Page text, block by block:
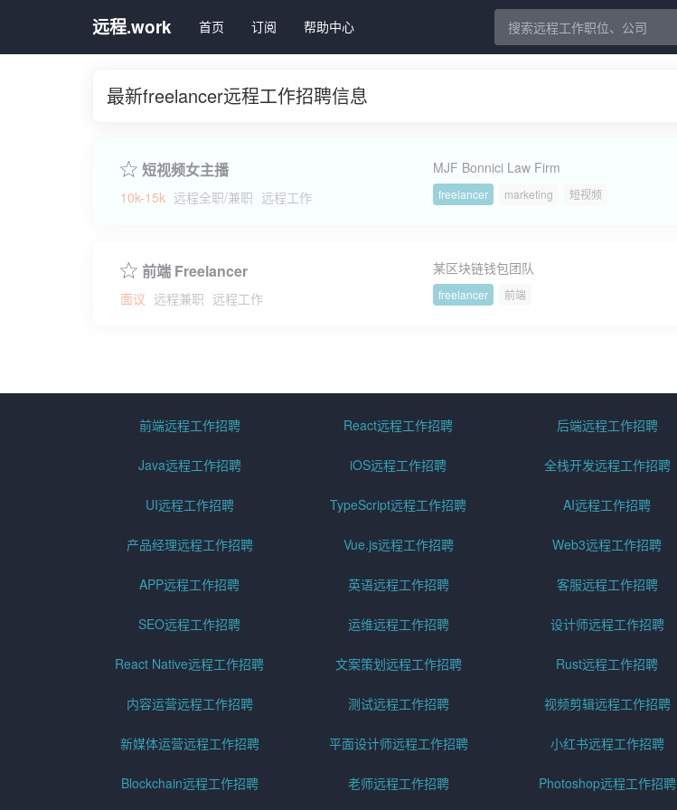
远程.work 首页 订阅 帮助中心
最新freelancer远程工作招聘信息
短视频女主播
10k-15k 远程全职/兼职 远程工作
MJF Bonnici Law Firm
freelancer marketing 短视频
前端 Freelancer
面议 远程兼职 远程工作
某区块链钱包团队
freelancer 前端
前端远程工作招聘 React远程工作招聘 后端远程工作招聘
Java远程工作招聘 iOS远程工作招聘 全栈开发远程工作招聘
UI远程工作招聘 TypeScript远程工作招聘 AI远程工作招聘
产品经理远程工作招聘 Vue.js远程工作招聘 Web3远程工作招聘
APP远程工作招聘 英语远程工作招聘 客服远程工作招聘
SEO远程工作招聘 运维远程工作招聘 设计师远程工作招聘
React Native远程工作招聘 文案策划远程工作招聘 Rust远程工作招聘
内容运营远程工作招聘 测试远程工作招聘 视频剪辑远程工作招聘
新媒体运营远程工作招聘 平面设计师远程工作招聘 小红书远程工作招聘
Blockchain远程工作招聘 老师远程工作招聘 Photoshop远程工作招聘